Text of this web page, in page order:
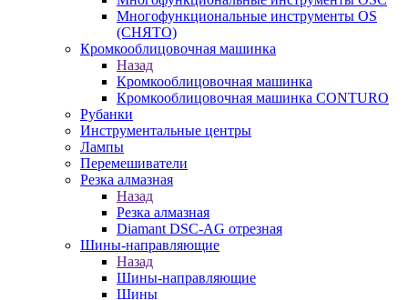
Многофункциональные инструменты OS
(СНЯТО)
Кромкооблицовочная машинка
Назад
Кромкооблицовочная машинка
Кромкооблицовочная машинка CONTURO
Рубанки
Инструментальные центры
Лампы
Перемешиватели
Резка алмазная
Назад
Резка алмазная
Diamant DSC-AG отрезная
Шины-направляющие
Назад
Шины-направляющие
Шины